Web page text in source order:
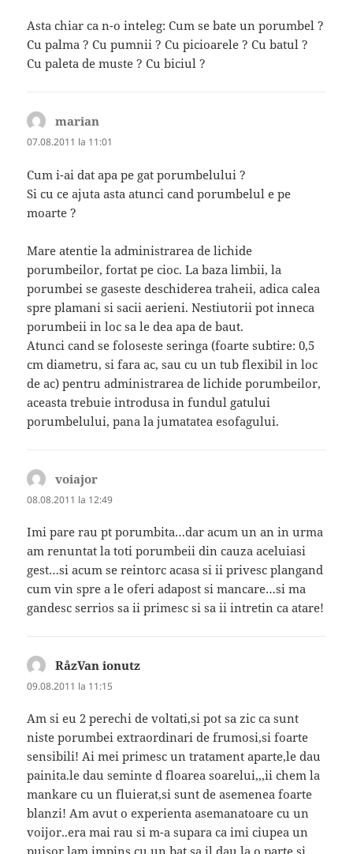
Asta chiar ca n-o inteleg: Cum se bate un porumbel ?
Cu palma ? Cu pumnii ? Cu picioarele ? Cu batul ?
Cu paleta de muste ? Cu biciul ?
marian
07.08.2011 la 11:01
Cum i-ai dat apa pe gat porumbelului ?
Si cu ce ajuta asta atunci cand porumbelul e pe
moarte ?
Mare atentie la administrarea de lichide
porumbeilor, fortat pe cioc. La baza limbii, la
porumbei se gaseste deschiderea traheii, adica calea
spre plamani si sacii aerieni. Nestiutorii pot inneca
porumbeii in loc sa le dea apa de baut.
Atunci cand se foloseste seringa (foarte subtire: 0,5
cm diametru, si fara ac, sau cu un tub flexibil in loc
de ac) pentru administrarea de lichide porumbeilor,
aceasta trebuie introdusa in fundul gatului
porumbelului, pana la jumatatea esofagului.
voiajor
08.08.2011 la 12:49
Imi pare rau pt porumbita…dar acum un an in urma
am renuntat la toti porumbeii din cauza aceluiasi
gest…si acum se reintorc acasa si ii privesc plangand
cum vin spre a le oferi adapost si mancare…si ma
gandesc serrios sa ii primesc si sa ii intretin ca atare!
RåzVan ionutz
09.08.2011 la 11:15
Am si eu 2 perechi de voltati,si pot sa zic ca sunt
niste porumbei extraordinari de frumosi,si foarte
sensibili! Ai mei primesc un tratament aparte,le dau
painita.le dau seminte d floarea soarelui,,,ii chem la
mankare cu un fluierat,si sunt de asemenea foarte
blanzi! Am avut o experienta asemanatoare cu un
voijor..era mai rau si m-a supara ca imi ciupea un